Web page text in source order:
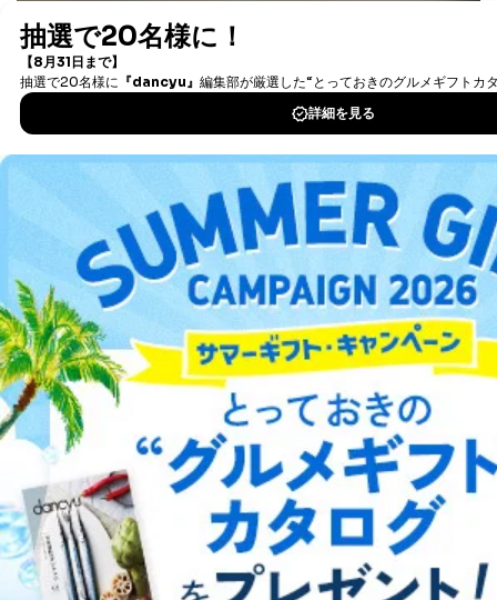
書籍）が無料で読み放題！
DOWNLOAD FOR IOS
DOWNLOAD FOR ANDROID
ご利用方法はこちら
総合案内
アフィリエイト 採用情報
プレスリリース お問い合わせ
利用規約プライバシーポリシー 特定商取引法に基づく表示
出版社の皆様へ
投資家の皆様へサイトマップ